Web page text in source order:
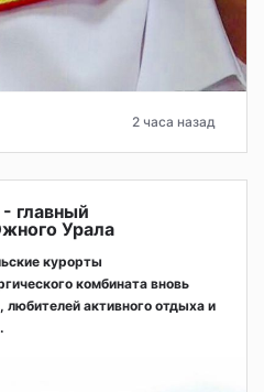
2 часа назад
главный
Урала
курорты
комбината вновь
любителей активного отдыха и